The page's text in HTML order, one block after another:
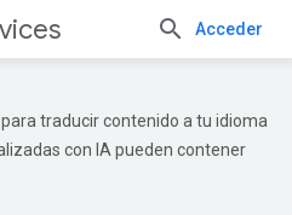
Acceder
traducir contenido a tu idioma
con IA pueden contener